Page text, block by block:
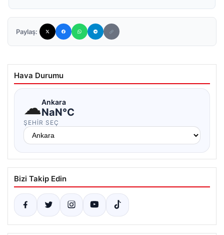
Paylaş:
Hava Durumu
☁Ankara
NaN°C
ŞEHIR SEÇ
Bizi Takip Edin